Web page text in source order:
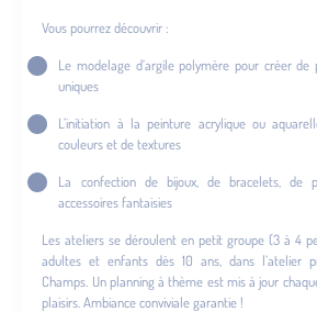
Vous pourrez découvrir :
Le modelage d’argile polymère pour créer
uniques
L’initiation à la peinture acrylique ou
couleurs et de textures
La confection de bijoux, de bracelets, de
accessoires fantaisies
Les ateliers se déroulent en petit groupe (3 à 4
adultes et enfants dès 10 ans, dans l’atelier
Champs. Un planning à thème est mis à jour
plaisirs. Ambiance conviviale garantie !